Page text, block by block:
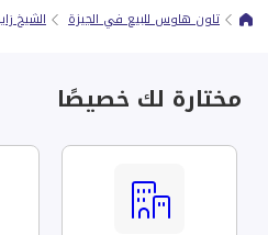
تاون هاوس للبيع في الجيزة الشيخ
مختارة لك خصيصًا